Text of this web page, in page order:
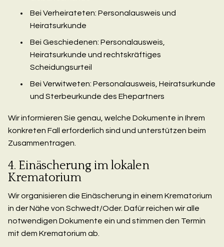
Bei Verheirateten: Personalausweis und
Heiratsurkunde
Bei Geschiedenen: Personalausweis,
Heiratsurkunde und rechtskräftiges
Scheidungsurteil
Bei Verwitweten: Personalausweis, Heiratsurkunde
und Sterbeurkunde des Ehepartners
Wir informieren Sie genau, welche Dokumente in Ihrem
konkreten Fall erforderlich sind und unterstützen beim
Zusammentragen.
4. Einäscherung im lokalen
Krematorium
Wir organisieren die Einäscherung in einem Krematorium
in der Nähe von Schwedt/Oder. Dafür reichen wir alle
notwendigen Dokumente ein und stimmen den Termin
mit dem Krematorium ab.